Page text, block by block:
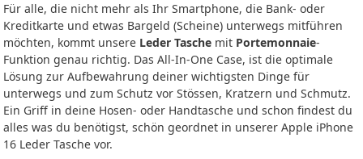
Für alle, die nicht mehr als Ihr Smartphone, die Bank- oder
Kreditkarte und etwas Bargeld (Scheine) unterwegs mitführen
möchten, kommt unsere Leder Tasche mit Portemonnaie-
Funktion genau richtig. Das All-In-One Case, ist die optimale
Lösung zur Aufbewahrung deiner wichtigsten Dinge für
unterwegs und zum Schutz vor Stössen, Kratzern und Schmutz.
Ein Griff in deine Hosen- oder Handtasche und schon findest du
alles was du benötigst, schön geordnet in unserer Apple iPhone
16 Leder Tasche vor.